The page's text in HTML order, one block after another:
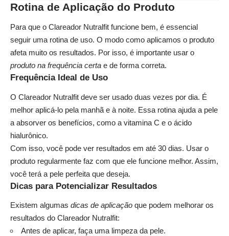
Rotina de Aplicação do Produto
Para que o Clareador Nutralfit funcione bem, é essencial
seguir uma rotina de uso. O modo como aplicamos o produto
afeta muito os resultados. Por isso, é importante usar o
produto na frequência certa e de forma correta.
Frequência Ideal de Uso
O Clareador Nutralfit deve ser usado duas vezes por dia. É
melhor aplicá-lo pela manhã e à noite. Essa rotina ajuda a pele
a absorver os benefícios, como a vitamina C e o ácido
hialurônico.
Com isso, você pode ver resultados em até 30 dias. Usar o
produto regularmente faz com que ele funcione melhor. Assim,
você terá a pele perfeita que deseja.
Dicas para Potencializar Resultados
Existem algumas dicas de aplicação que podem melhorar os
resultados do Clareador Nutralfit:
Antes de aplicar, faça uma limpeza da pele.